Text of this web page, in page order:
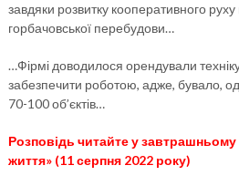
завдяки розвитку кооперативного руху
горбачовської перебудови…
…Фірмі доводилося орендували
забезпечити роботою, адже, бувало,
70-100 об’єктів…
Розповідь читайте у
життя» (11 серпня 2022 року)